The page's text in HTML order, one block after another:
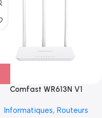
Comfast WR613N V1
Informatiques, Routeurs